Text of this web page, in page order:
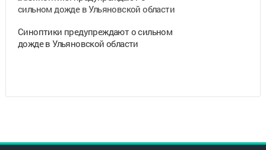
Синоптики предупреждают о сильном
дожде в Ульяновской области